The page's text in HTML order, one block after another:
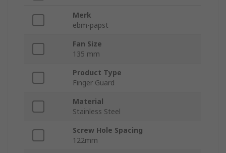
Merk
ebm-papst
Fan Size
135 mm
Product Type
Finger Guard
Material
Stainless Steel
Screw Hole Spacing
122mm